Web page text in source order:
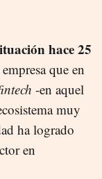
hace 25
que en
-en aquel
muy
ha logrado
en